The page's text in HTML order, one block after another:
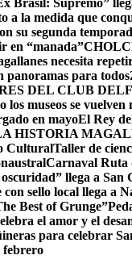
Brasil: Supremo”
a la medida que
su segunda
en “manada”
necesita
panoramas para todos
DEL CLUB
los museos se vuelven
en mayoEl Rey
HISTORIA
CulturalTaller de
Carnaval Ruta
llega a San
sello local llega a
Best of Grunge”
el amor y el
para celebrar
febrero